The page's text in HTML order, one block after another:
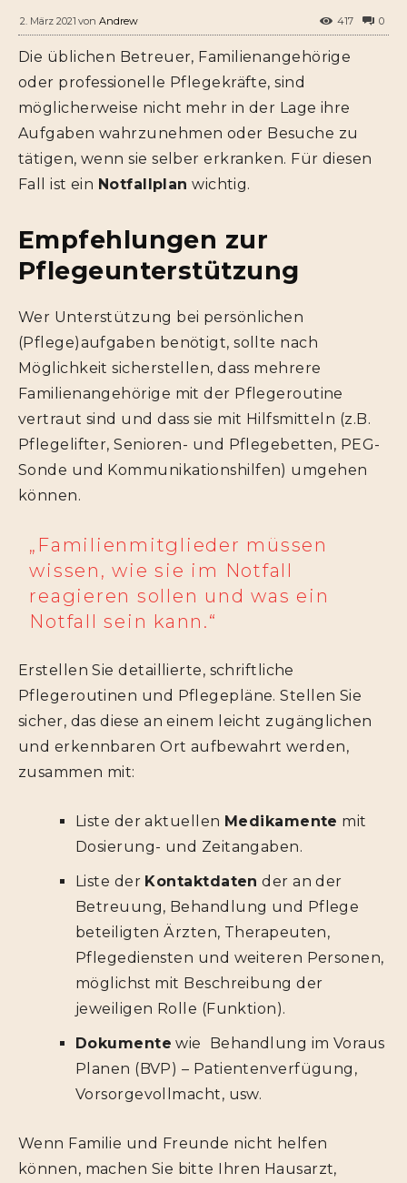
2. März 2021 von Andrew 0
417
Die üblichen Betreuer, Familienangehörige
oder professionelle Pflegekräfte, sind
möglicherweise nicht mehr in der Lage ihre
Aufgaben wahrzunehmen oder Besuche zu
tätigen, wenn sie selber erkranken. Für diesen
Fall ist ein Notfallplan wichtig.
Empfehlungen zur
Pflegeunterstützung
Wer Unterstützung bei persönlichen
(Pflege)aufgaben benötigt, sollte nach
Möglichkeit sicherstellen, dass mehrere
Familienangehörige mit der Pflegeroutine
vertraut sind und dass sie mit Hilfsmitteln (z.B.
Pflegelifter, Senioren- und Pflegebetten, PEG-
Sonde und Kommunikationshilfen) umgehen
können.
„Familienmitglieder müssen
wissen, wie sie im Notfall
reagieren sollen und was ein
Notfall sein kann.“
Erstellen Sie detaillierte, schriftliche
Pflegeroutinen und Pflegepläne. Stellen Sie
sicher, das diese an einem leicht zugänglichen
und erkennbaren Ort aufbewahrt werden,
zusammen mit:
Liste der aktuellen Medikamente mit
Dosierung- und Zeitangaben.
Liste der Kontaktdaten der an der
Betreuung, Behandlung und Pflege
beteiligten Ärzten, Therapeuten,
Pflegediensten und weiteren Personen,
möglichst mit Beschreibung der
jeweiligen Rolle (Funktion).
Dokumente wie Behandlung im Voraus
Planen (BVP) – Patientenverfügung,
Vorsorgevollmacht, usw.
Wenn Familie und Freunde nicht helfen
können, machen Sie bitte Ihren Hausarzt,